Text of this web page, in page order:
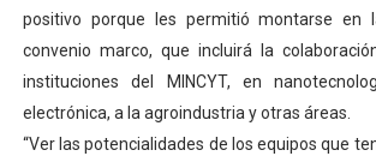
positivo porque les permitió montarse en
convenio marco, que incluirá la
instituciones del MINCYT, en
electrónica, a la agroindustria y otras áreas.
“Ver las potencialidades de los equipos que